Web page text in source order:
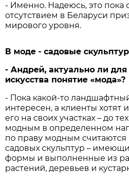
- Именно. Надеюсь, это пока
отсутствием в Беларуси
мирового уровня.
В моде - садовые
- Андрей, актуально ли
искусства понятие «мода»?
- Пока какой-то
интересен, а клиенты хотят
его на своих участках – до
модным в определенном
по праву модным считаются
садовых скульптур –
формы и выполненные из
растений, деревьев и